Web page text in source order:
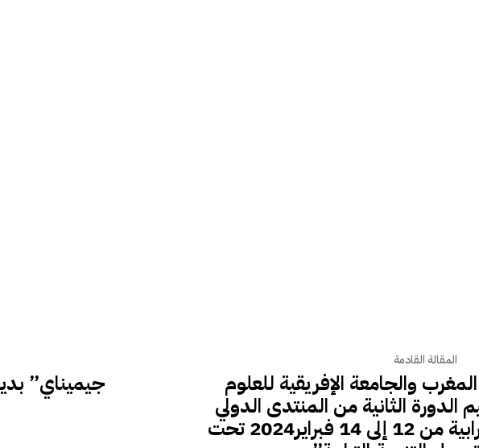
جيميناي”
المقالة القادمة
والجامعة الإفريقية للعلوم
الدورة الثانية من المنتدى الدولي
مستقبل الجماعات الترابية من 12 إلى 14 فبراير2024 تحت